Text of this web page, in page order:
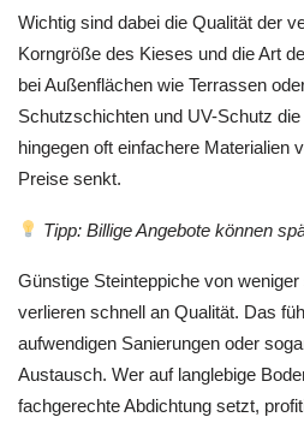
Wichtig sind dabei die Qualität der
Korngröße des Kieses und die Art
bei Außenflächen wie Terrassen
Schutzschichten und UV-Schutz
hingegen oft einfachere Materialien
Preise senkt.
Tipp: Billige Angebote können
Günstige Steinteppiche von
verlieren schnell an Qualität. Das
aufwendigen Sanierungen oder
Austausch. Wer auf langlebige
fachgerechte Abdichtung setzt,